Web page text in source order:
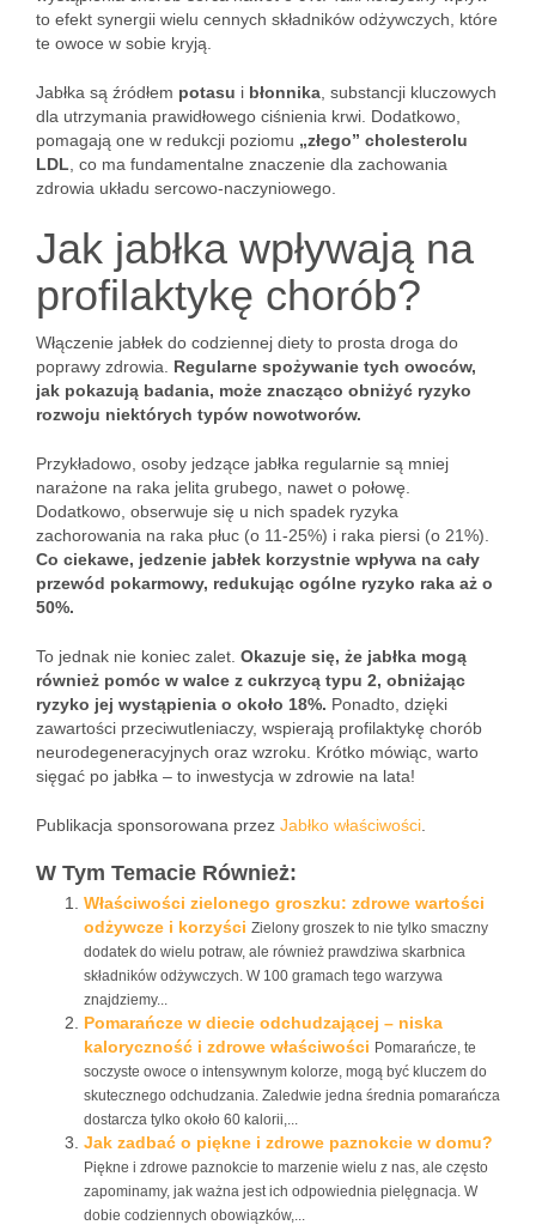
to efekt synergii wielu cennych składników odżywczych, które
te owoce w sobie kryją.
Jabłka są źródłem potasu i błonnika , substancji kluczowych
dla utrzymania prawidłowego ciśnienia krwi. Dodatkowo,
pomagają one w redukcji poziomu „złego” cholesterolu
LDL , co ma fundamentalne znaczenie dla zachowania
zdrowia układu sercowo-naczyniowego.
Jak jabłka wpływają na
profilaktykę chorób?
Włączenie jabłek do codziennej diety to prosta droga do
poprawy zdrowia. Regularne spożywanie tych owoców,
jak pokazują badania, może znacząco obniżyć ryzyko
rozwoju niektórych typów nowotworów.
Przykładowo, osoby jedzące jabłka regularnie są mniej
narażone na raka jelita grubego, nawet o połowę.
Dodatkowo, obserwuje się u nich spadek ryzyka
zachorowania na raka płuc (o 11-25%) i raka piersi (o 21%).
Co ciekawe, jedzenie jabłek korzystnie wpływa na cały
przewód pokarmowy, redukując ogólne ryzyko raka aż o
50%.
To jednak nie koniec zalet. Okazuje się, że jabłka mogą
również pomóc w walce z cukrzycą typu 2, obniżając
ryzyko jej wystąpienia o około 18%. Ponadto, dzięki
zawartości przeciwutleniaczy, wspierają profilaktykę chorób
neurodegeneracyjnych oraz wzroku. Krótko mówiąc, warto
sięgać po jabłka – to inwestycja w zdrowie na lata!
Publikacja sponsorowana przez Jabłko właściwości
W Tym Temacie Również:
Właściwości zielonego groszku: zdrowe wartości
odżywcze i korzyści Zielony groszek to nie tylko smaczny
dodatek do wielu potraw, ale również prawdziwa skarbnica
składników odżywczych. W 100 gramach tego warzywa
znajdziemy...
Pomarańcze w diecie odchudzającej – niska
kaloryczność i zdrowe właściwości Pomarańcze, te
soczyste owoce o intensywnym kolorze, mogą być kluczem do
skutecznego odchudzania. Zaledwie jedna średnia pomarańcza
dostarcza tylko około 60 kalorii,...
Jak zadbać o piękne i zdrowe paznokcie w domu?
Piękne i zdrowe paznokcie to marzenie wielu z nas, ale często
zapominamy, jak ważna jest ich odpowiednia pielęgnacja. W
dobie codziennych obowiązków,...